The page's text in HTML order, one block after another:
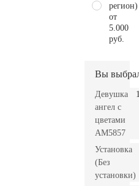
регион)
от
5.000
руб.
Вы
Девушка
ангел с
цветами
AM5857
Установка
(Без
установки)